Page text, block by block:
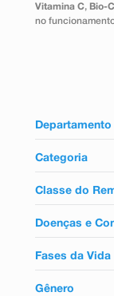
Vitamina C, Bio-
no
Departamento
Farmácia
Categoria
Pastilhas
Classe do
Anti-
Doenças e
Para dor de
Fases da Vida
Para adultos
Gênero